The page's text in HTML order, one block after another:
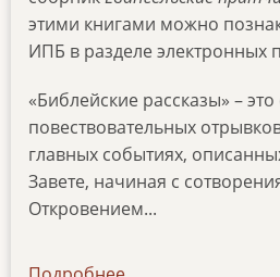
этими книгами можно
ИПБ в разделе электронных
«Библейские рассказы» –
повествовательных
главных событиях,
Завете, начиная с
Откровением...